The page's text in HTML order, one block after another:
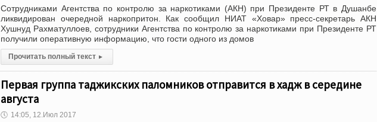
Сотрудниками Агентства по контролю за наркотиками (АКН) при Президенте РТ в Душанбе
ликвидирован очередной наркопритон. Как сообщил НИАТ «Ховар» пресс-секретарь АКН
Хушнуд Рахматуллоев, сотрудники Агентства по контролю за наркотиками при Президенте РТ
получили оперативную информацию, что гости одного из домов
Прочитать полный текст ▸
Первая группа таджикских паломников отправится в хадж в середине
августа
🕔 14:05, 12.Июл 2017